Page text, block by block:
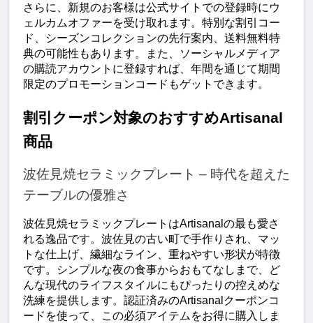
さらに、新規のお客様は公式サイトでの登録時にウ
ェルカムオファーを受け取れます。特別な割引コー
ド、シーズンコレクションの先行案内、送料無料特
典の可能性もあります。また、ソーシャルメディア
の購読アカウントに登録すれば、年間を通じて期間
限定のプロモーションコードもゲットできます。
割引クーポン対象のおすすめArtisanal
商品
波佐見焼セラミックプレート – 時代を超えた
テーブルの優雅さ
波佐見焼セラミックプレートはArtisanalの最も愛さ
れる逸品です。波佐見の古い町で手作りされ、マッ
トな仕上げ、繊細なライン、重ねやすい形状が特徴
です。シンプルな夜の食事からおもてなしまで、ど
んな現代のライフスタイルにもぴったりの控えめな
洗練を提供します。認証済みのArtisanalクーポンコ
ードを使って、この必須アイテムをお得に購入しま